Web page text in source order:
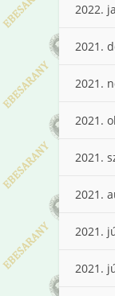
2022.
2021.
2021.
2021.
2021.
2021.
2021.
2021.